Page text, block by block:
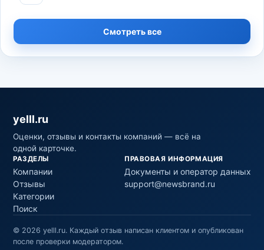
Смотреть все
yelll.ru
Оценки, отзывы и контакты компаний — всё на
одной карточке.
РАЗДЕЛЫ
Компании
Отзывы
Категории
Поиск
ПРАВОВАЯ ИНФОРМАЦИЯ
Документы и оператор данных
support@newsbrand.ru
© 2026 yelll.ru. Каждый отзыв написан клиентом и опубликован
после проверки модератором.